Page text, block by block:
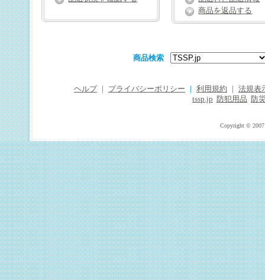
商品を返品する
商品検索
ヘルプ プライバシーポリシー 利用規約
法規表
tssp.jp
防犯用品 防
Copyright © 2007